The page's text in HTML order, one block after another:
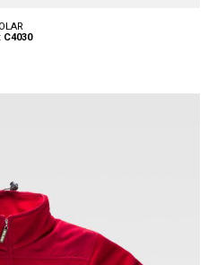
C4030